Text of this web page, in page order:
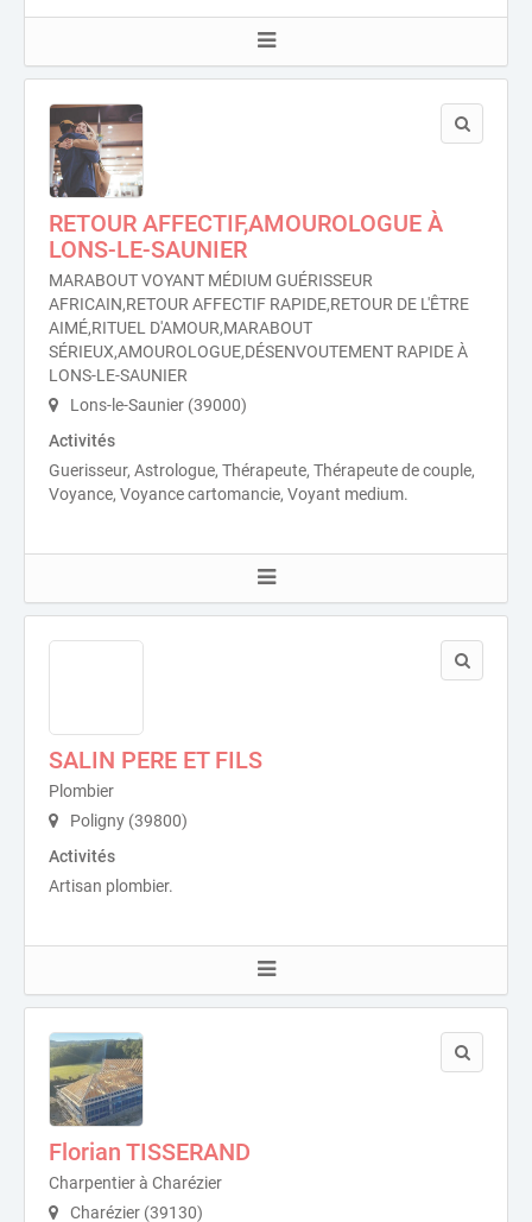
RETOUR AFFECTIF,AMOUROLOGUE À
LONS-LE-SAUNIER
MARABOUT VOYANT MÉDIUM GUÉRISSEUR
AFRICAIN,RETOUR AFFECTIF RAPIDE,RETOUR DE L'ÊTRE
AIMÉ,RITUEL D'AMOUR,MARABOUT
SÉRIEUX,AMOUROLOGUE,DÉSENVOUTEMENT RAPIDE À
LONS-LE-SAUNIER
Lons-le-Saunier (39000)
Activités
Guerisseur, Astrologue, Thérapeute, Thérapeute de couple,
Voyance, Voyance cartomancie, Voyant medium.
SALIN PERE ET FILS
Plombier
Poligny (39800)
Activités
Artisan plombier.
Florian TISSERAND
Charpentier à Charézier
Charézier (39130)